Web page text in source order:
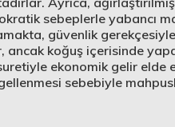
sebeplerle yabancı
güvenlik
ancak koğuş içerisinde
suretiyle ekonomik gelir
sebebiyle